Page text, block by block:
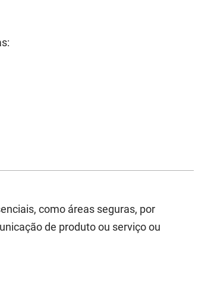
como áreas seguras, por
de produto ou serviço ou